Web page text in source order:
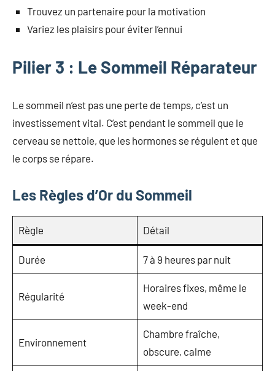
Trouvez un partenaire pour la motivation
Variez les plaisirs pour éviter l’ennui
Pilier 3 : Le Sommeil Réparateur
Le sommeil n’est pas une perte de temps, c’est un
investissement vital. C’est pendant le sommeil que le
cerveau se nettoie, que les hormones se régulent et que
le corps se répare.
Les Règles d’Or du Sommeil
Règle Détail
Durée 7 à 9 heures par nuit
Régularité
Horaires fixes, même le
week-end
Environnement
Chambre fraîche,
obscure, calme